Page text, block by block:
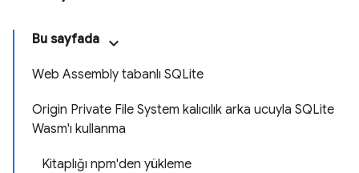
Bu sayfada
Web Assembly tabanlı SQLite
Origin Private File System kalıcılık arka ucuyla SQLite
Wasm'ı kullanma
Kitaplığı npm'den yükleme